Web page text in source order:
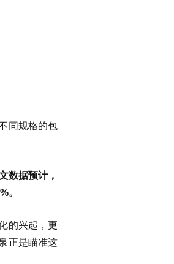
同规格的包
数据预计，
。
的兴起，更
正是瞄准这